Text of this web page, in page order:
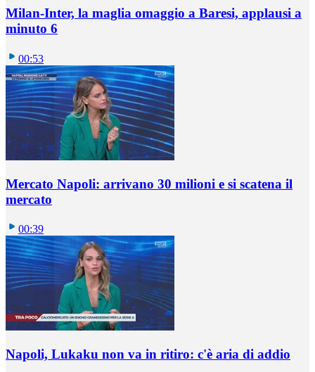
Milan-Inter, la maglia omaggio a Baresi, applausi a
minuto 6
00:53
Mercato Napoli: arrivano 30 milioni e si scatena il
mercato
00:39
Napoli, Lukaku non va in ritiro: c'è aria di addio